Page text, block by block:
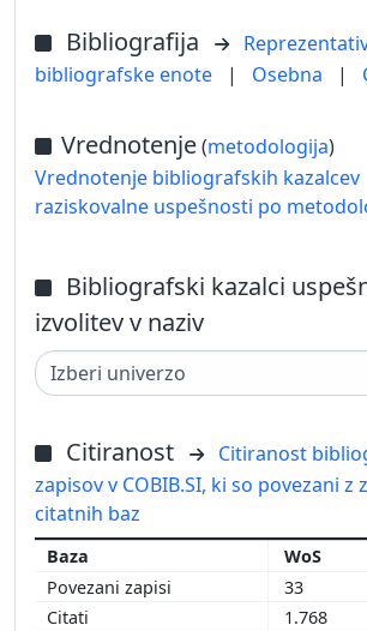
Bibliografija
bibliografske enote
| Osebna |
Vrednotenje(metodologija)
Vrednotenje bibliografskih kazalcev
raziskovalne uspešnosti po
Bibliografski kazalci
izvolitev v naziv
Citiranost
Citiranost
zapisov v COBIB.SI, ki so povezani z
citatnih baz
WoS
33
1.768